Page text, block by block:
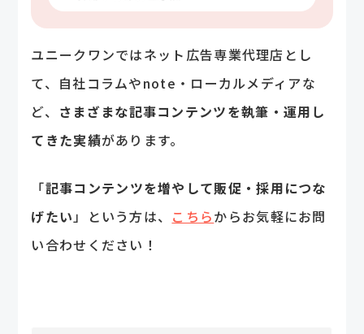
ユニークワンではネット広告専業代理店とし
て、自社コラムやnote・ローカルメディアな
ど、 さまざまな記事コンテンツを執筆・運用し
てきた実績があります。
「記事コンテンツを増やして販促・採用につな
げたい 」という方は、 こちらからお気軽にお問
い合わせください！